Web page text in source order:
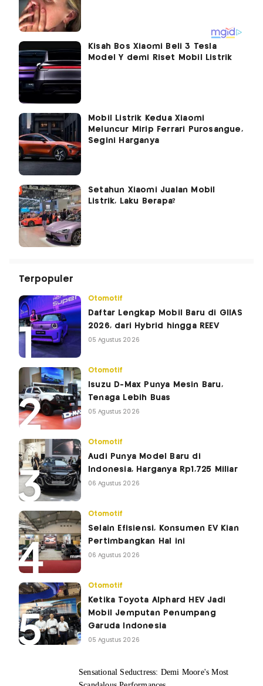
Kisah Bos Xiaomi Beli 3 Tesla
Model Y demi Riset Mobil Listrik
Mobil Listrik Kedua Xiaomi
Meluncur Mirip Ferrari Purosangue,
Segini Harganya
Setahun Xiaomi Jualan Mobil
Listrik, Laku Berapa?
Terpopuler
Otomotif
Daftar Lengkap Mobil Baru di GIIAS
2026, dari Hybrid hingga REEV
05 Agustus 2026
Otomotif
Isuzu D-Max Punya Mesin Baru,
Tenaga Lebih Buas
05 Agustus 2026
Otomotif
Audi Punya Model Baru di
Indonesia, Harganya Rp1,725 Miliar
06 Agustus 2026
Otomotif
Selain Efisiensi, Konsumen EV Kian
Pertimbangkan Hal ini
06 Agustus 2026
Otomotif
Ketika Toyota Alphard HEV Jadi
Mobil Jemputan Penumpang
Garuda Indonesia
05 Agustus 2026